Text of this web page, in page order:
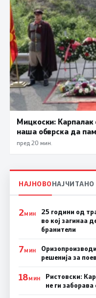
Мицкоски: Карпалак
наша обврска да
пред 20 мин.
НАЈНОВОНАЈЧИТАНО
2МИН
25 години од
во кој загинаа
бранители
7МИН
решенија за
18МИН
Ристовски:
не ги заборава